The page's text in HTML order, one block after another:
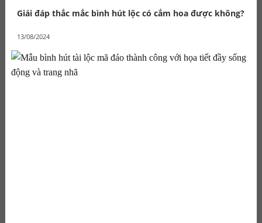
Giái đáp thắc mắc bình hút lộc có cắm hoa được không?
13/08/2024